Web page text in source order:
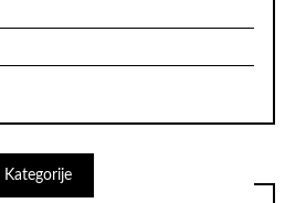
Kategorije